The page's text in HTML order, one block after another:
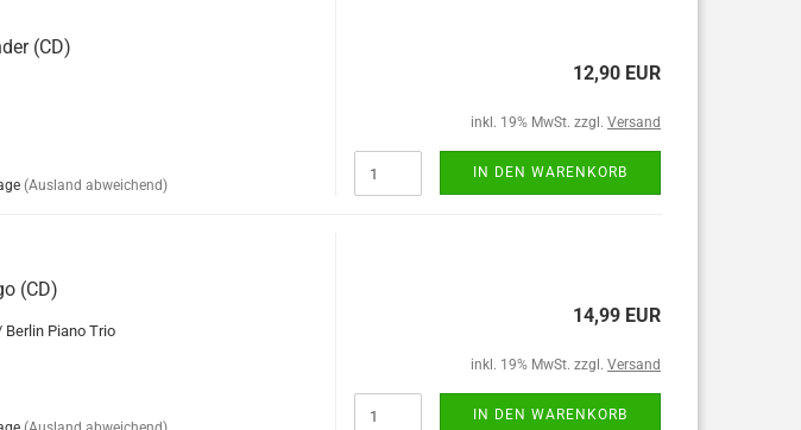
(CD)
(Ausland abweichend)
12,90 EUR
inkl. 19% MwSt. zzgl. Versand
IN DEN WARENKORB
(CD)
Piano Trio
14,99 EUR
inkl. 19% MwSt. zzgl. Versand
IN DEN WARENKORB